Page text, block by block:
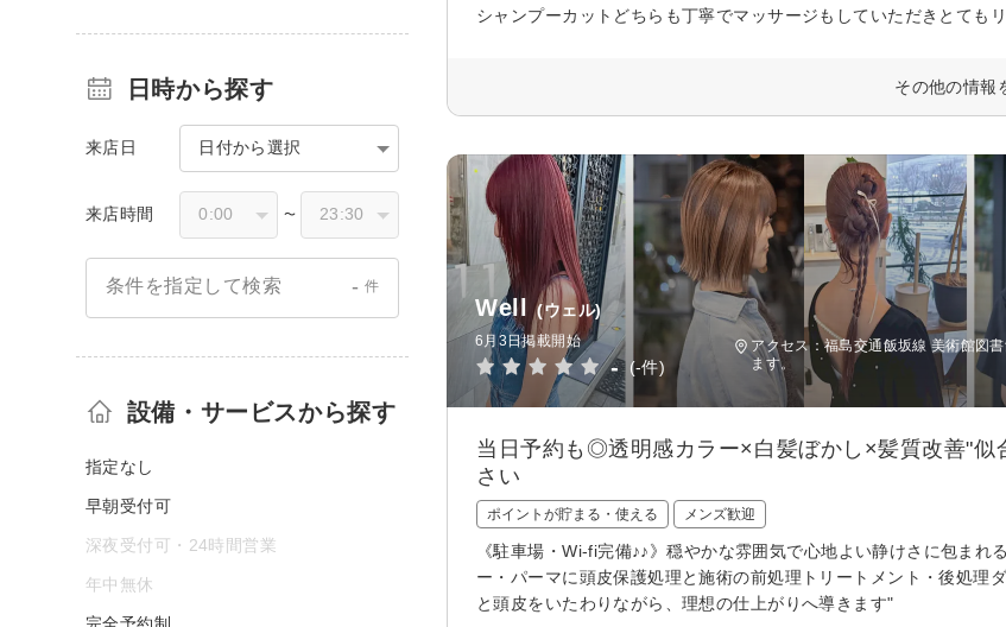
その他の情報
Well (ウェル)
6月3日掲載開始
- (-件)
アクセス：福島交通飯坂線 美術館図
ます。
当日予約も◎透明感カラー×白髪ぼかし×髪質改善"似
さい
ポイントが貯まる・使える メンズ歓迎
《駐車場・Wi-fi完備♪♪》穏やかな雰囲気で心地よい静けさに包ま
ー・パーマに頭皮保護処理と施術の前処理トリートメント・後処理
と頭皮をいたわりながら、理想の仕上がりへ導きます"
日時から探す
来店日 日付から選択
来店時間 〜
条件を指定して検索 - 件
設備・サービスから探す
指定なし
早朝受付可
深夜受付可・24時間営業
年中無休
完全予約制